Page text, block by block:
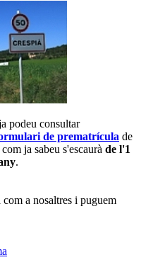
podeu consultar
de prematrícula de
ja sabeu s'escaurà de l'1
.
a nosaltres i puguem